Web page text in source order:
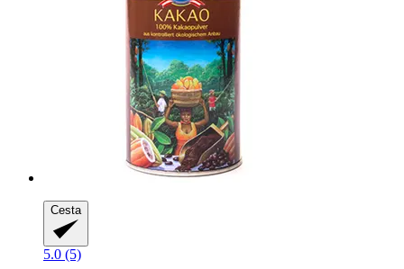
Cesta
5.0 (5)